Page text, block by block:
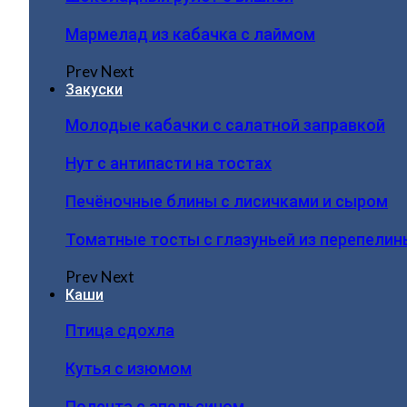
Мармелад из кабачка с лаймом
PrevNext
Закуски
Молодые кабачки с салатной заправкой
Нут с антипасти на тостах
Печёночные блины с лисичками и сыром
Томатные тосты с глазуньей из
PrevNext
Каши
Птица сдохла
Кутья с изюмом